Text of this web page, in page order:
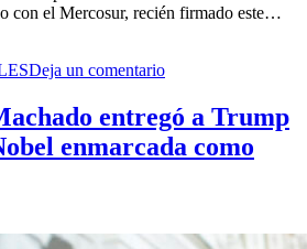
con el Mercosur, recién firmado este…
Deja un comentario
entregó a Trump
enmarcada como